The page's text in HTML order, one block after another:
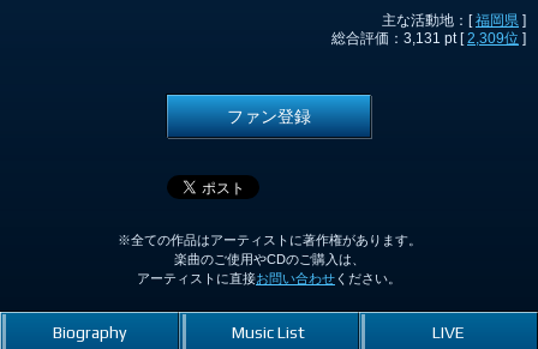
主な活動地：[福岡県 ]
総合評価：3,131 pt [2,309位 ]
ファン登録
※全ての作品はアーティストに著作権があります。
楽曲のご使用やCDのご購入は、
アーティストに直接お問い合わせ ください。
Biography Music List LIVE